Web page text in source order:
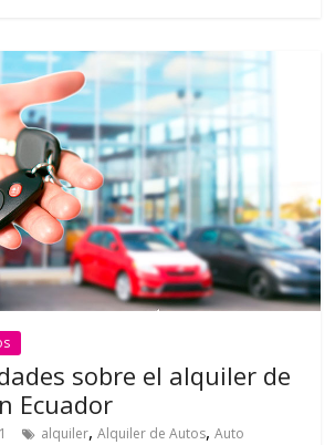
sobre el alquiler de
Ecuador
alquiler,Alquiler de Autos,Auto